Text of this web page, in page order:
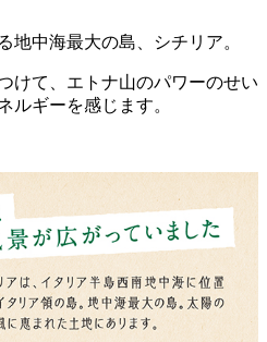
地中海最大の島、シチリア。
けて、エトナ山のパワーのせい
ルギーを感じます。